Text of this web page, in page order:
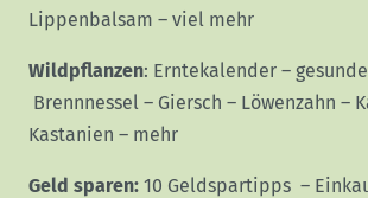
Lippenbalsam – viel mehr
Wildpflanzen: Erntekalender –
Brennnessel – Giersch – Löwenzahn –
Kastanien – mehr
Geld sparen: 10 Geldspartipps –